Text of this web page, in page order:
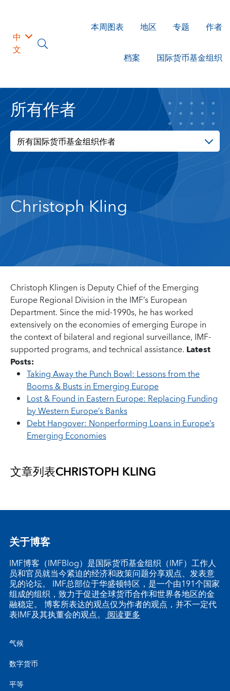
中
文
本周图表 地区 专题 作者
档案 国际货币基金组织
所有作者
所有国际货币基金组织作者
Christoph Kling
Christoph Klingen is Deputy Chief of the Emerging
Europe Regional Division in the IMF’s European
Department. Since the mid-1990s, he has worked
extensively on the economies of emerging Europe in
the context of bilateral and regional surveillance, IMF-
supported programs, and technical assistance. Latest
Posts:
Taking Away the Punch Bowl: Lessons from the
Booms & Busts in Emerging Europe
Lost & Found in Eastern Europe: Replacing Funding
by Western Europe’s Banks
Debt Hangover: Nonperforming Loans in Europe’s
Emerging Economies
文章列表CHRISTOPH KLING
关于博客
IMF博客（IMFBlog）是国际货币基金组织（IMF）工作人
员和官员就当今紧迫的经济和政策问题分享观点、发表意
见的论坛。 IMF总部位于华盛顿特区，是一个由191个国家
组成的组织，致力于促进全球货币合作和世界各地区的金
融稳定。 博客所表达的观点仅为作者的观点，并不一定代
表IMF及其执董会的观点。 阅读更多
气候
数字货币
平等